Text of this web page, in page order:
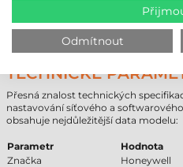
procesem jsou odolné vůči
TISKÁRNA ETIKET
TECHNICKÉ
Přesná znalost technických
nastavování síťového a
obsahuje nejdůležitější data modelu:
Parametr
Hodnota
Značka
Honeywell
Odmítnout